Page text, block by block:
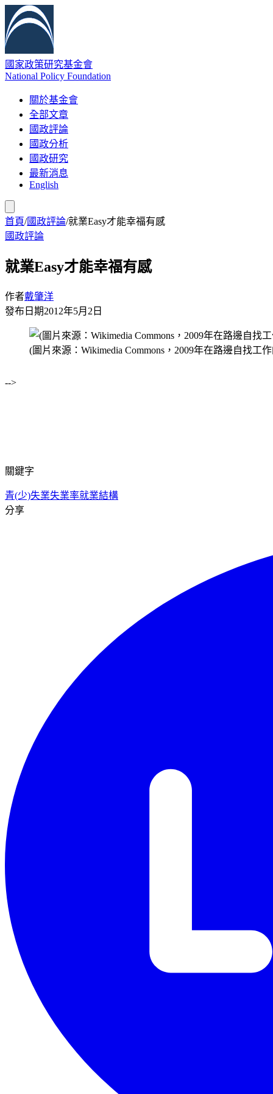
國家政策研究基金會
National Policy Foundation
關於基金會
全部文章
國政評論
國政分析
國政研究
最新消息
English
首頁/國政評論/就業Easy才能幸福有感
國政評論
就業Easy才能幸福有感
作者戴肇洋
發布日期2012年5月2日
(圖片來源：Wikimedia Commons，2009年在路邊自找工
-->
關鍵字
青(少)失業失業率就業結構
分享